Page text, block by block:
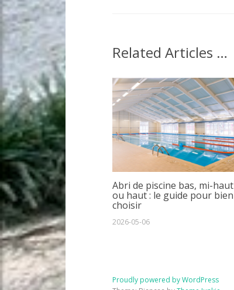
Related Articles …
Abri de piscine bas, mi-haut
ou haut : le guide pour bien
choisir
2026-05-06
Proudly powered by WordPress